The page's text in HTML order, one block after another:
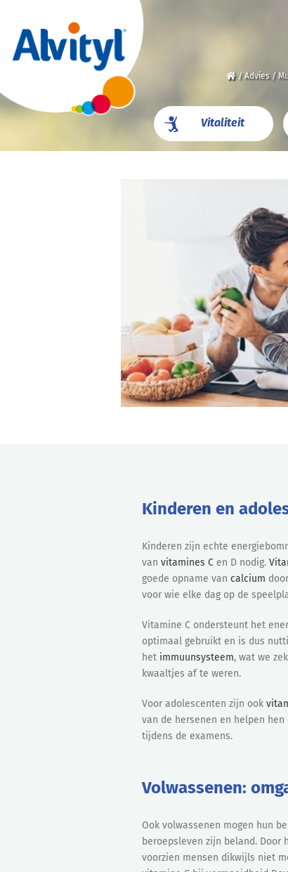
/Advies/
Vitaliteit
Kinderen en
Kinderen zijn echte
van vitamines C en D nodig.
goede opname van calcium
voor wie elke dag op de
Vitamine C ondersteunt het
optimaal gebruikt en is dus
het immuunsysteem, wat we
kwaaltjes af te weren.
Voor adolescenten zijn ook
van de hersenen en helpen
tijdens de examens.
Volwassenen:
Ook volwassenen mogen hun
beroepsleven zijn beland.
voorzien mensen dikwijls niet